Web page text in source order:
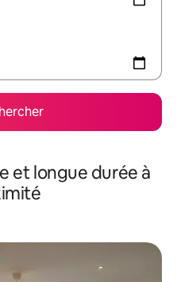
et longue durée à